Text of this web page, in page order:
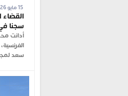
سجنا
أدانت
سعد